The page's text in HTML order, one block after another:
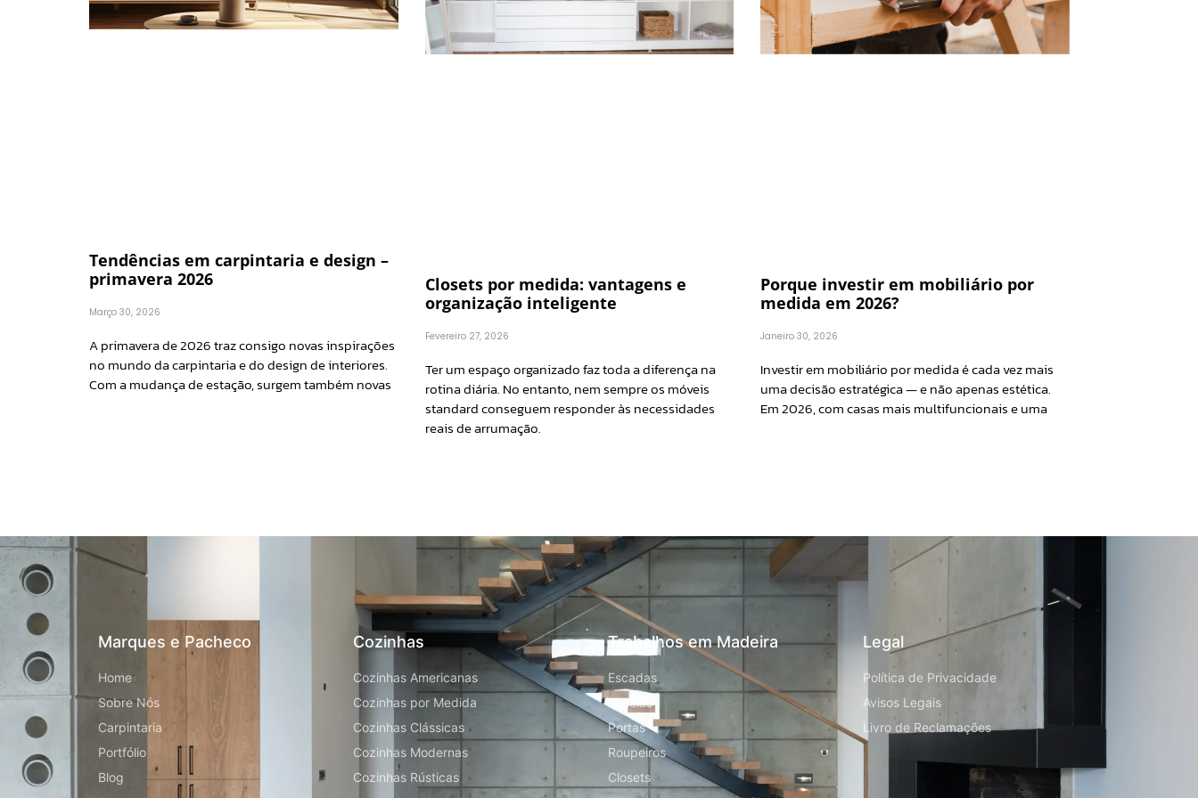
Tendências em carpintaria e design –
primavera 2026
Março 30, 2026
A primavera de 2026 traz consigo novas inspirações
no mundo da carpintaria e do design de interiores.
Com a mudança de estação, surgem também novas
Closets por medida: vantagens e
organização inteligente
Fevereiro 27, 2026
Ter um espaço organizado faz toda a diferença na
rotina diária. No entanto, nem sempre os móveis
standard conseguem responder às necessidades
reais de arrumação.
Porque investir em mobiliário por
medida em 2026?
Janeiro 30, 2026
Investir em mobiliário por medida é cada vez mais
uma decisão estratégica — e não apenas estética.
Em 2026, com casas mais multifuncionais e uma
Marques e Pacheco
Home
Sobre Nós
Carpintaria
Portfólio
Blog
Cozinhas
Cozinhas Americanas
Cozinhas por Medida
Cozinhas Clássicas
Cozinhas Modernas
Cozinhas Rústicas
Trabalhos em Madeira
Escadas
Janelas
Portas
Roupeiros
Closets
Legal
Política de Privacidade
Avisos Legais
Livro de Reclamações